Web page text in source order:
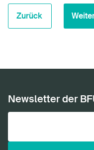
Zurück
Newsletter der